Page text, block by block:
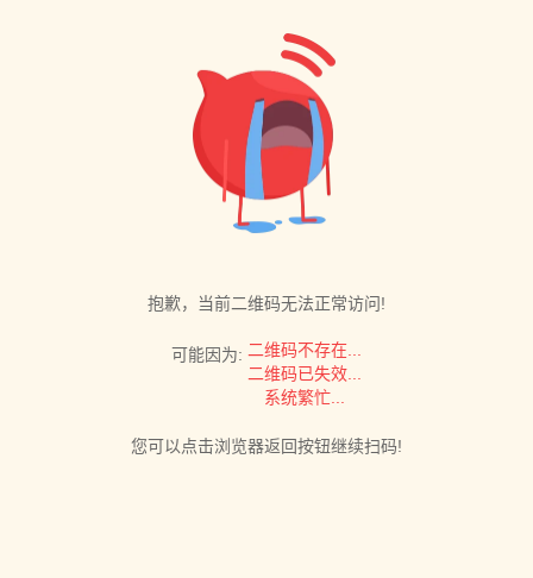
抱歉，当前二维码无法正常访问!
可能因为: 二维码不存在...
二维码已失效...
系统繁忙...
您可以点击浏览器返回按钮继续扫码!